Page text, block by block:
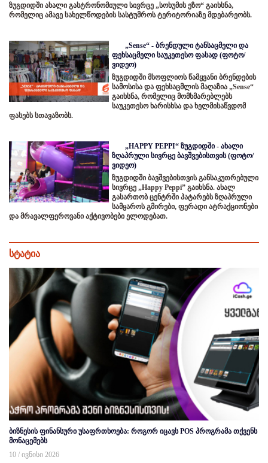
ზუგდიდში ახალი გასტრონომიული სივრცე „სოხუმის ეზო“ გაიხსნა,
რომელიც ამავე სახელწოდების სასტუმროს ტერიტორიაზე მდებარეობს.
„Sense“ - ბრენდული ტანსაცმელი და
ფეხსაცმელი საუკეთესო ფასად (ფოტო/
ვიდეო)
ზუგდიდში მსოფლიოს წამყვანი ბრენდების
სამოსისა და ფეხსაცმლის მაღაზია „Sense“
გაიხსნა, რომელიც მომხმარებლებს
საუკეთესო ხარისხსა და ხელმისაწვდომ
ფასებს სთავაზობს.
„HAPPY PEPPI“ ზუგდიდში - ახალი
ზღაპრული სივრცე ბავშვებისთვის (ფოტო/
ვიდეო)
ზუგდიდში ბავშვებისთვის განსაკუთრებული
სივრცე „Happy Peppi” გაიხსნა. ახალ
გასართობ ცენტრში პატარებს ზღაპრული
სამყაროს გმირები, ფერადი ატრაქციონები
და მრავალფეროვანი აქტივობები ელოდებათ.
სტატია
ბიზნესის ფინანსური უსაფრთხოება: როგორ იცავს POS პროგრამა თქვენს
მონაცემებს
10 / ივნისი 2026